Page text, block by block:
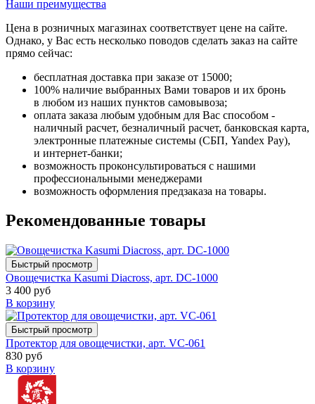
Наши преимущества
Цена в розничных магазинах соответствует цене на сайте.
Однако, у Вас есть несколько поводов сделать заказ на сайте
прямо сейчас:
бесплатная доставка при заказе от 15000;
100% наличие выбранных Вами товаров и их бронь
в любом из наших пунктов самовывоза;
оплата заказа любым удобным для Вас способом -
наличный расчет, безналичный расчет, банковская карта,
электронные платежные системы (СБП, Yandex Pay),
и интернет-банки;
возможность проконсультироваться с нашими
профессиональными менеджерами
возможность оформления предзаказа на товары.
Рекомендованные товары
Быстрый просмотр
Овощечистка Kasumi Diacross, арт. DC-1000
3 400 руб
В корзину
Быстрый просмотр
Протектор для овощечистки, арт. VC-061
830 руб
В корзину